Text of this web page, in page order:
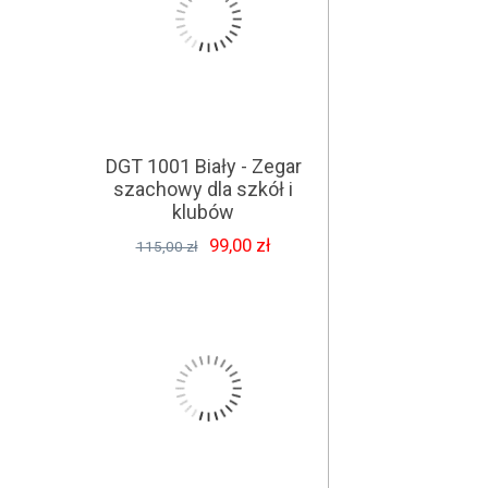
DGT 1001 Biały - Zegar
szachowy dla szkół i
klubów
115,00 zł 99,00 zł